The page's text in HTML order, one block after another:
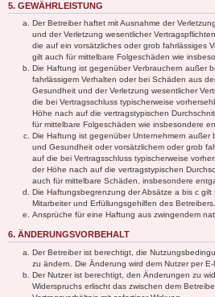
5. GEWÄHRLEISTUNG
Der Betreiber haftet mit Ausnahme der
und der Verletzung wesentlicher
die auf ein vorsätzliches oder grob fahrlässiges
gilt auch für mittelbare Folgeschäden wie
Die Haftung ist gegenüber Verbrauchern außer
fahrlässigem Verhalten oder bei Schäden aus
Gesundheit und der Verletzung wesentlicher
die bei Vertragsschluss typischerweise
Höhe nach auf die vertragstypischen
für mittelbare Folgeschäden wie insbesondere
Die Haftung ist gegenüber Unternehmern außer
und Gesundheit oder vorsätzlichem oder grob
auf die bei Vertragsschluss typischerweise
der Höhe nach auf die vertragstypischen
auch für mittelbare Schäden, insbesondere
Die Haftungsbegrenzung der Absätze a bis c
Mitarbeiter und Erfüllungsgehilfen des Betreibers.
Ansprüche für eine Haftung aus zwingendem
6. ÄNDERUNGSVORBEHALT
Der Betreiber ist berechtigt, die
zu ändern. Die Änderung wird dem Nutzer per E-
Der Nutzer ist berechtigt, den Änderungen zu
Widerspruchs erlischt das zwischen dem